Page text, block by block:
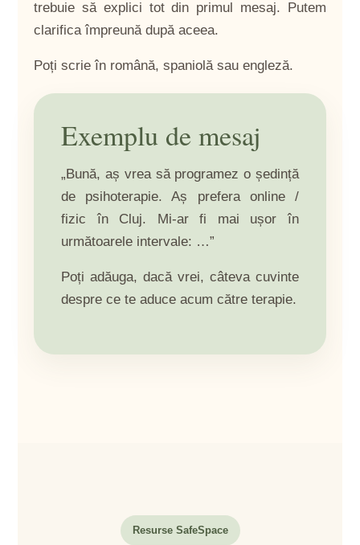
trebuie să explici tot din primul mesaj. Putem
clarifica împreună după aceea.
Poți scrie în română, spaniolă sau engleză.
Exemplu de mesaj
„Bună, aș vrea să programez o ședință
de psihoterapie. Aș prefera online /
fizic în Cluj. Mi-ar fi mai ușor în
următoarele intervale: …”
Poți adăuga, dacă vrei, câteva cuvinte
despre ce te aduce acum către terapie.
Resurse SafeSpace